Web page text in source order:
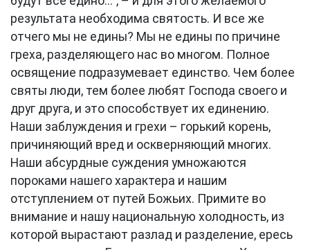
результата необходима святость. И все же
отчего мы не едины? Мы не едины по причине
греха, разделяющего нас во многом. Полное
освящение подразумевает единство. Чем более
святы люди, тем более любят Господа своего и
друг друга, и это способствует их единению.
Наши заблуждения и грехи – горький корень,
причиняющий вред и оскверняющий многих.
Наши абсурдные суждения умножаются
пороками нашего характера и нашим
отступлением от путей Божьих. Примите во
внимание и нашу национальную холодность, из
которой вырастают разлад и разделение, ересь